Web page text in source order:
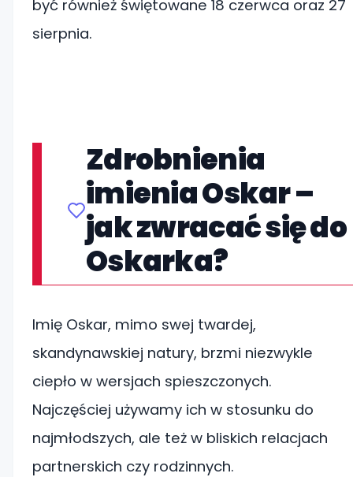
być również świętowane 18 czerwca oraz 27
sierpnia.
Zdrobnienia
imienia Oskar –
jak zwracać się do
Oskarka?
Imię Oskar, mimo swej twardej,
skandynawskiej natury, brzmi niezwykle
ciepło w wersjach spieszczonych.
Najczęściej używamy ich w stosunku do
najmłodszych, ale też w bliskich relacjach
partnerskich czy rodzinnych.